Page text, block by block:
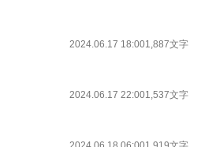
2024.06.17 18:001,887文字
2024.06.17 22:001,537文字